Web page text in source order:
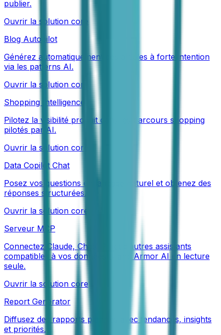
publier.
Ouvrir la solution core
Blog Autopilot
Générez automatiquement des articles à forte intention
via les patterns AI.
Ouvrir la solution core
Shopping Intelligence
Pilotez la visibilité produit dans les parcours shopping
pilotés par AI.
Ouvrir la solution core
Data Copilot Chat
Posez vos questions en langage naturel et obtenez des
réponses structurées.
Ouvrir la solution core
Serveur MCP
Connectez Claude, ChatGPT et d’autres assistants
compatibles à vos données Brand Armor AI en lecture
seule.
Ouvrir la solution core
Report Generator
Diffusez des rapports planifiés avec tendances, insights
et priorités.